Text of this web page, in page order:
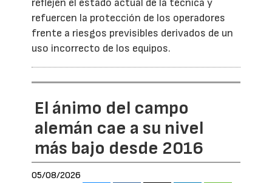
reflejen el estado actual de la técnica y
refuercen la protección de los operadores
frente a riesgos previsibles derivados de un
uso incorrecto de los equipos.
El ánimo del campo
alemán cae a su nivel
más bajo desde 2016
05/08/2026